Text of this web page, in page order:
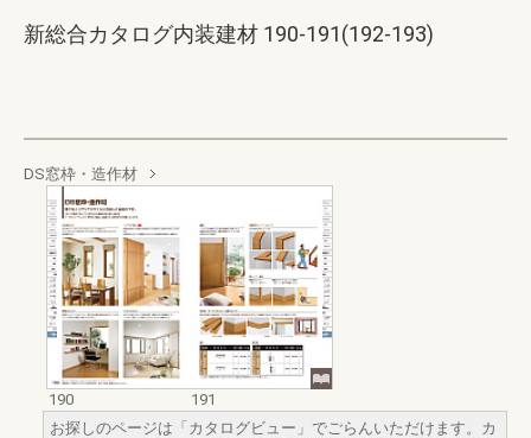
新総合カタログ内装建材 190-191(192-193)
DS窓枠・造作材
190
191
お探しのページは「カタログビュー」でごらんいただけます。カ